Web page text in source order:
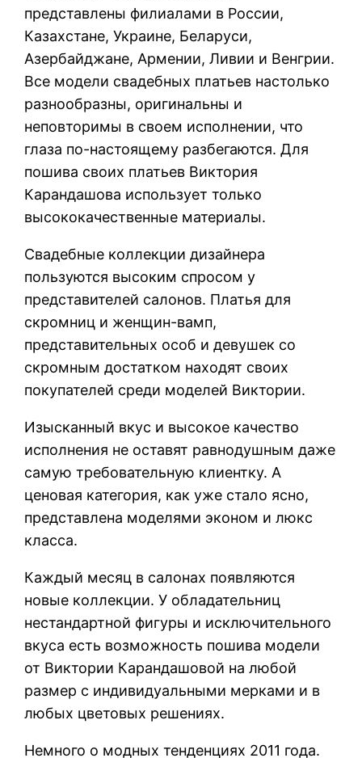
представлены филиалами в России,
Казахстане, Украине, Беларуси,
Азербайджане, Армении, Ливии и Венгрии.
Все модели свадебных платьев настолько
разнообразны, оригинальны и
неповторимы в своем исполнении, что
глаза по-настоящему разбегаются. Для
пошива своих платьев Виктория
Карандашова использует только
высококачественные материалы.
Свадебные коллекции дизайнера
пользуются высоким спросом у
представителей салонов. Платья для
скромниц и женщин-вамп,
представительных особ и девушек со
скромным достатком находят своих
покупателей среди моделей Виктории.
Изысканный вкус и высокое качество
исполнения не оставят равнодушным даже
самую требовательную клиентку. А
ценовая категория, как уже стало ясно,
представлена моделями эконом и люкс
класса.
Каждый месяц в салонах появляются
новые коллекции. У обладательниц
нестандартной фигуры и исключительного
вкуса есть возможность пошива модели
от Виктории Карандашовой на любой
размер с индивидуальными мерками и в
любых цветовых решениях.
Немного о модных тенденциях 2011 года.